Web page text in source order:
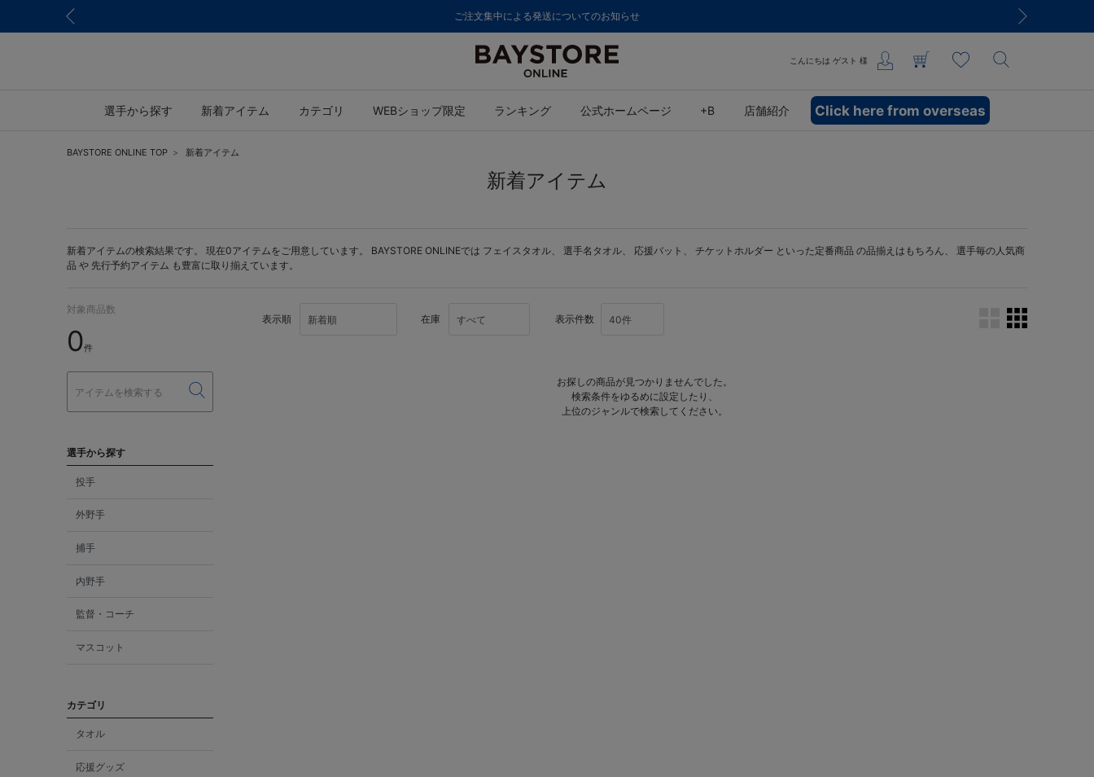
ご注文集中による発送についてのお知らせ
こんにちは ゲスト 様
選手から探す 新着アイテム カテゴリ WEBショップ限定 ランキング 公式ホームページ +B 店舗紹介 Click here from overseas
BAYSTORE ONLINE TOP 新着アイテム
新着アイテム
新着アイテムの検索結果です。 現在0アイテムをご用意しています。 BAYSTORE ONLINEでは フェイスタオル、 選手名タオル、 応援バット 、 チケットホルダー といった定番商品 の品揃えはもちろん、 選手毎の人気商
品 や 先行予約アイテム も豊富に取り揃えています。
対象商品数
0件
選手から探す
投手
外野手
捕手
内野手
監督・コーチ
マスコット
カテゴリ
タオル
応援グッズ
表示順 在庫 表示件数
お探しの商品が見つかりませんでした。
検索条件をゆるめに設定したり、
上位のジャンルで検索してください。